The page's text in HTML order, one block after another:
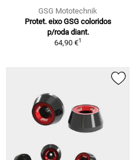
GSG Mototechnik
Protet. eixo GSG coloridos
p/roda diant.
64,90 €1